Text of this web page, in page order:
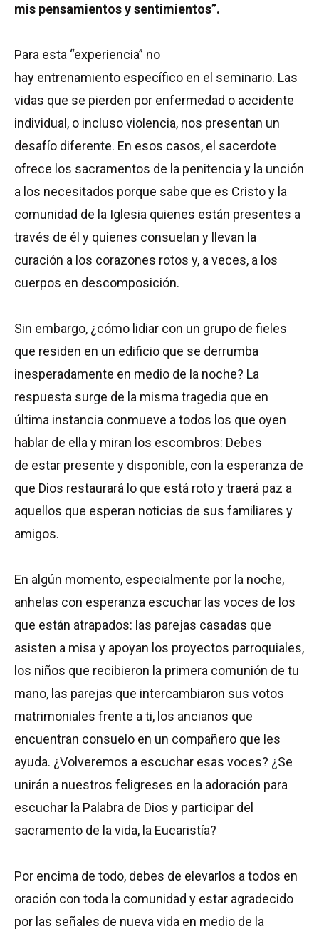
mis pensamientos y sentimientos”.
Para esta “experiencia” no
hay entrenamiento específico en el seminario. Las
vidas que se pierden por enfermedad o accidente
individual, o incluso violencia, nos presentan un
desafío diferente. En esos casos, el sacerdote
ofrece los sacramentos de la penitencia y la unción
a los necesitados porque sabe que es Cristo y la
comunidad de la Iglesia quienes están presentes a
través de él y quienes consuelan y llevan la
curación a los corazones rotos y, a veces, a los
cuerpos en descomposición.
Sin embargo, ¿cómo lidiar con un grupo de fieles
que residen en un edificio que se derrumba
inesperadamente en medio de la noche? La
respuesta surge de la misma tragedia que en
última instancia conmueve a todos los que oyen
hablar de ella y miran los escombros: Debes
de estar presente y disponible, con la esperanza de
que Dios restaurará lo que está roto y traerá paz a
aquellos que esperan noticias de sus familiares y
amigos.
En algún momento, especialmente por la noche,
anhelas con esperanza escuchar las voces de los
que están atrapados: las parejas casadas que
asisten a misa y apoyan los proyectos parroquiales,
los niños que recibieron la primera comunión de tu
mano, las parejas que intercambiaron sus votos
matrimoniales frente a ti, los ancianos que
encuentran consuelo en un compañero que les
ayuda. ¿Volveremos a escuchar esas voces? ¿Se
unirán a nuestros feligreses en la adoración para
escuchar la Palabra de Dios y participar del
sacramento de la vida, la Eucaristía?
Por encima de todo, debes de elevarlos a todos en
oración con toda la comunidad y estar agradecido
por las señales de nueva vida en medio de la